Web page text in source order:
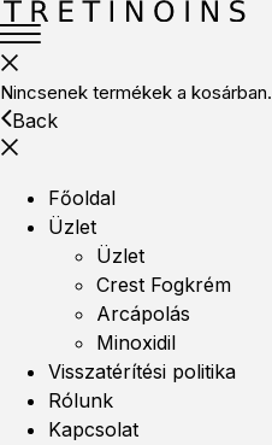
Nincsenek termékek a kosárban.
Back
Főoldal
Üzlet
Üzlet
Crest Fogkrém
Arcápolás
Minoxidil
Visszatérítési politika
Rólunk
Kapcsolat